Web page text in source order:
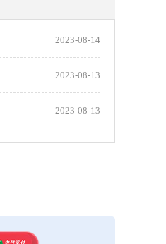
2023-08-14
2023-08-13
2023-08-13